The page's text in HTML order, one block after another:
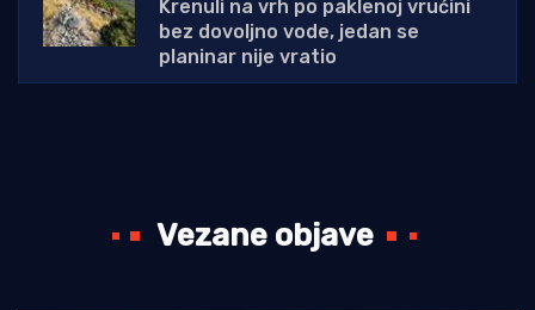
Krenuli na vrh po paklenoj vrućini
bez dovoljno vode, jedan se
planinar nije vratio
Vezane objave